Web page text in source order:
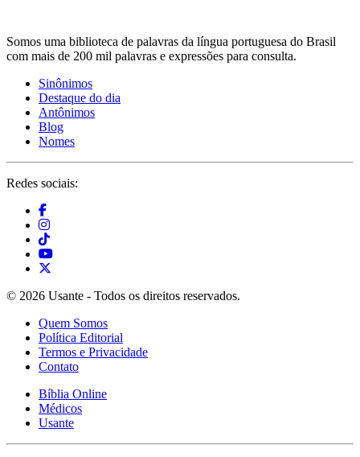
Somos uma biblioteca de palavras da língua portuguesa do Brasil
com mais de 200 mil palavras e expressões para consulta.
Sinônimos
Destaque do dia
Antônimos
Blog
Nomes
Redes sociais:
© 2026 Usante - Todos os direitos reservados.
Quem Somos
Política Editorial
Termos e Privacidade
Contato
Bíblia Online
Médicos
Usante